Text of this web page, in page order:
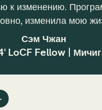
изменению. Программа,
изменила мою жизнь.
Сэм Чжан
Fellow | Мичиган